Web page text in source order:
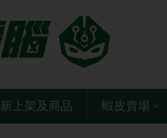
新上架及商品 蝦皮賣場